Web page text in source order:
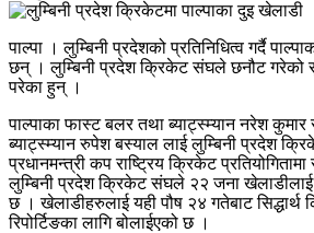
पाल्पा । लुम्बिनी प्रदेशको प्रतिनिधित्व गर्दै
छन् । लुम्बिनी प्रदेश क्रिकेट संघले छनौट गरेको
परेका हुन् ।
पाल्पाका फास्ट बलर तथा ब्याट्स्म्यान नरेश कुमार
ब्याट्स्म्यान रुपेश बस्याल लाई लुम्बिनी प्रदेश
प्रधानमन्त्री कप राष्ट्रिय क्रिकेट
लुम्बिनी प्रदेश क्रिकेट संघले २२ जना खेलाडीलाई
छ । खेलाडीहरुलाई यही पौष २४ गतेबाट सिद्धार्थ
रिपोर्टिङका लागि बोलाईएको छ ।